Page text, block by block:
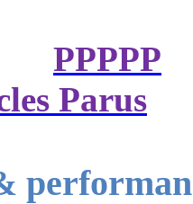
PPPPP
Parus